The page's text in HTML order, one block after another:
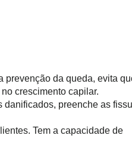
prevenção da queda, evita
crescimento capilar.
danificados, preenche as
Tem a capacidade de